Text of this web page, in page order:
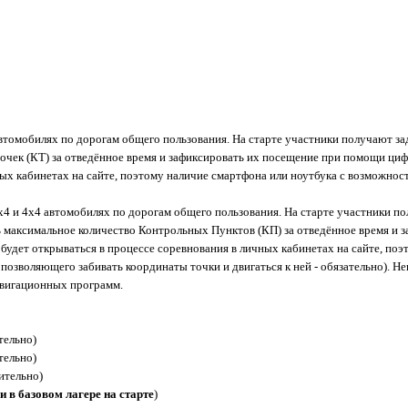
по дорогам общего пользования. На старте участники получают
(КТ) за отведённое время и зафиксировать их посещение при помощи
кабинетах на сайте, поэтому наличие смартфона или ноутбука с
и 4х4 автомобилях по дорогам общего пользования. На старте участники
количество Контрольных Пунктов (КП) за отведённое время
открываться в процессе соревнования в личных кабинетах на сайте,
забивать координаты точки и двигаться к ней -
программ.
в базовом лагере на старте)